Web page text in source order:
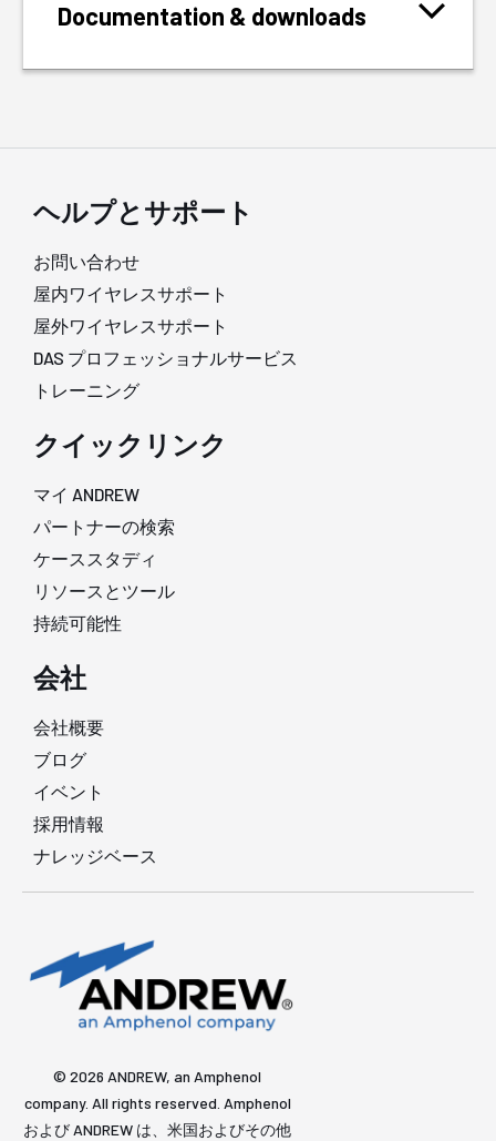
Documentation & downloads
ヘルプとサポート
お問い合わせ
屋内ワイヤレスサポート
屋外ワイヤレスサポート
DAS プロフェッショナルサービス
トレーニング
クイックリンク
マイ ANDREW
パートナーの検索
ケーススタディ
リソースとツール
持続可能性
会社
会社概要
ブログ
イベント
採用情報
ナレッジベース
© 2026 ANDREW, an Amphenol
company. All rights reserved. Amphenol
および ANDREW は、米国およびその他